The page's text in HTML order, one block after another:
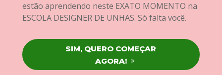
estão aprendendo neste EXATO MOMENTO na
ESCOLA DESIGNER DE UNHAS. Só falta você.
SIM, QUERO COMEÇAR
AGORA!